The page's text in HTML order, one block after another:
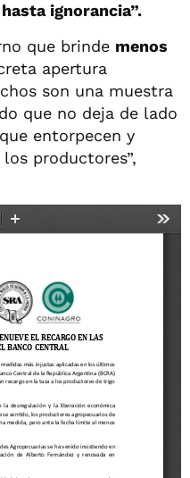
ignorancia”.
que brinde menos
apertura
son una muestra
que no deja de lado
entorpecen y
productores”,